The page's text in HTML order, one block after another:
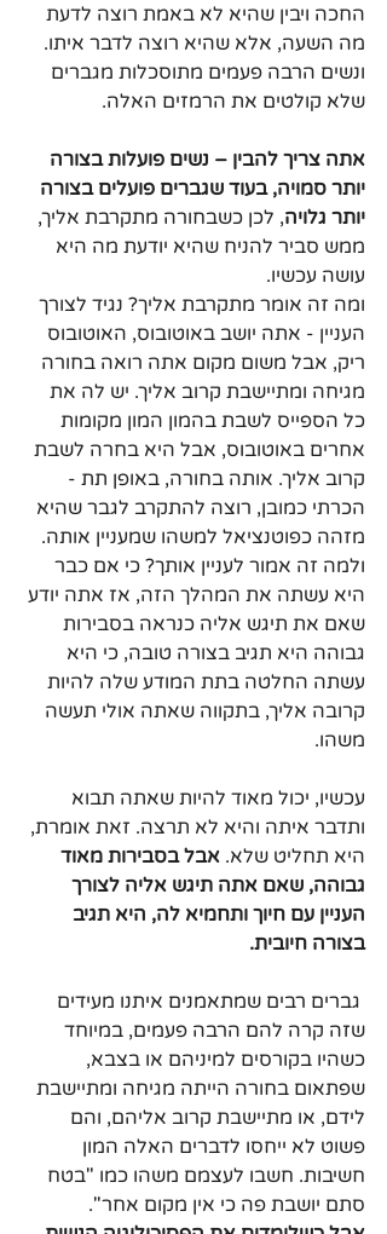
החכה ויבין שהיא לא באמת רוצה לדעת
מה השעה, אלא שהיא רוצה לדבר איתו.
ונשים הרבה פעמים מתוסכלות מגברים
שלא קולטים את הרמזים האלה.
אתה צריך להבין – נשים פועלות בצורה
יותר סמויה, בעוד שגברים פועלים בצורה
יותר גלויה, לכן כשבחורה מתקרבת אליך,
ממש סביר להניח שהיא יודעת מה היא
עושה עכשיו.
ומה זה אומר מתקרבת אליך? נגיד לצורך
העניין - אתה יושב באוטובוס, האוטובוס
ריק, אבל משום מקום אתה רואה בחורה
מגיחה ומתיישבת קרוב אליך. יש לה את
כל הספייס לשבת בהמון המון מקומות
אחרים באוטובוס, אבל היא בחרה לשבת
קרוב אליך. אותה בחורה, באופן תת -
הכרתי כמובן, רוצה להתקרב לגבר שהיא
מזהה כפוטנציאל למשהו שמעניין אותה.
ולמה זה אמור לעניין אותך? כי אם כבר
היא עשתה את המהלך הזה, אז אתה יודע
שאם את תיגש אליה כנראה בסבירות
גבוהה היא תגיב בצורה טובה, כי היא
עשתה החלטה בתת המודע שלה להיות
קרובה אליך, בתקווה שאתה אולי תעשה
משהו.
עכשיו, יכול מאוד להיות שאתה תבוא
ותדבר איתה והיא לא תרצה. זאת אומרת,
היא תחליט שלא. אבל בסבירות מאוד
גבוהה, שאם אתה תיגש אליה לצורך
העניין עם חיוך ותחמיא לה, היא תגיב
בצורה חיובית.
גברים רבים שמתאמנים איתנו מעידים
שזה קרה להם הרבה פעמים, במיוחד
כשהיו בקורסים למיניהם או בצבא,
שפתאום בחורה הייתה מגיחה ומתיישבת
לידם, או מתיישבת קרוב אליהם, והם
פשוט לא ייחסו לדברים האלה המון
חשיבות. חשבו לעצמם משהו כמו "בטח
סתם יושבת פה כי אין מקום אחר".